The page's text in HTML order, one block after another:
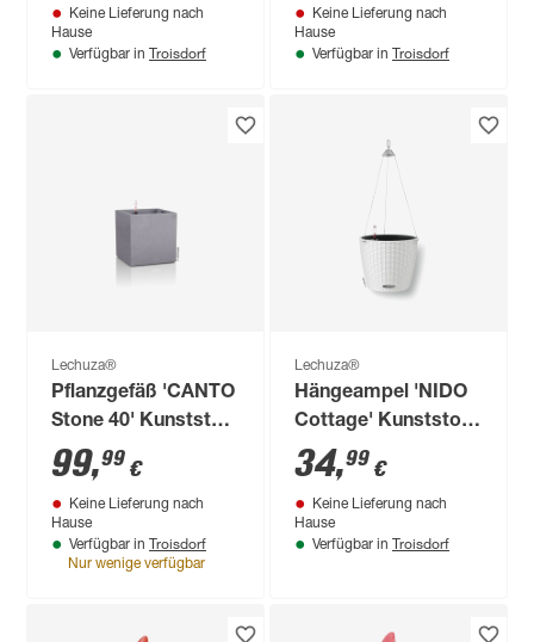
Keine Lieferung nach
Hause
Verfügbar in Troisdorf
Stück
Keine Lieferung nach
Hause
Verfügbar in Troisdorf
Lechuza®
Pflanzgefäß 'CANTO
Stone 40' Kunststoff
steingrau 41 x 41 x
41 cm
99,99 €
Keine Lieferung nach
Hause
Verfügbar in Troisdorf
Nur wenige verfügbar
Lechuza®
Hängeampel 'NIDO
Cottage' Kunststoff
weiß Ø 27 x 23 cm
34,99 €
Keine Lieferung nach
Hause
Verfügbar in Troisdorf